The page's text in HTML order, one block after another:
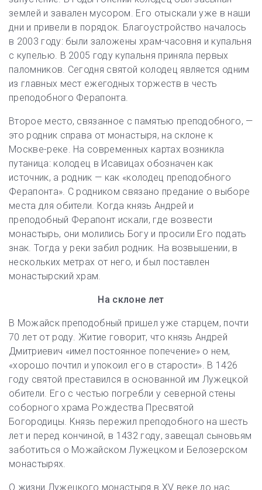
землей и завален мусором. Его отыскали уже в наши
дни и привели в порядок. Благоустройство началось
в 2003 году: были заложены храм-часовня и купальня
с купелью. В 2005 году купальня приняла первых
паломников. Сегодня святой колодец является одним
из главных мест ежегодных торжеств в честь
преподобного Ферапонта.
Второе место, связанное с памятью преподобного, —
это родник справа от монастыря, на склоне к
Москве-реке. На современных картах возникла
путаница: колодец в Исавицах обозначен как
источник, а родник — как «колодец преподобного
Ферапонта». С родником связано предание о выборе
места для обители. Когда князь Андрей и
преподобный Ферапонт искали, где возвести
монастырь, они молились Богу и просили Его подать
знак. Тогда у реки забил родник. На возвышении, в
нескольких метрах от него, и был поставлен
монастырский храм.
На склоне лет
В Можайск преподобный пришел уже старцем, почти
70 лет от роду. Житие говорит, что князь Андрей
Дмитриевич «имел постоянное попечение» о нем,
«хорошо почтил и упокоил его в старости». В 1426
году святой преставился в основанной им Лужецкой
обители. Его с честью погребли у северной стены
соборного храма Рождества Пресвятой
Богородицы. Князь пережил преподобного на шесть
лет и перед кончиной, в 1432 году, завещал сыновьям
заботиться о Можайском Лужецком и Белозерском
монастырях.
О жизни Лужецкого монастыря в XV веке до нас